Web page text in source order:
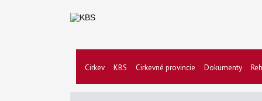
Cirkev KBS Cirkevné provincie Dokumenty